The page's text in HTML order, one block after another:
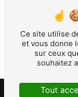
demandé. Nous
prise de contact
fins probatoires et
vous inscrire sur la
disponible à cette
pour plus
Ce site utilise
et vous donne
sur ceux
souhaitez
Tout